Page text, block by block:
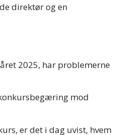
direktør og en
2025, har problemerne
mod
er det i dag uvist, hvem